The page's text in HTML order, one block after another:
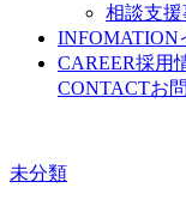
相談支援
INFOMATION
CAREER採用
CONTACTお
未分類